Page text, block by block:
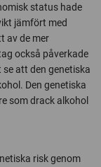
status hade
jämfört med
av de mer
också påverkade
att den genetiska
Den genetiska
som drack alkohol
risk genom